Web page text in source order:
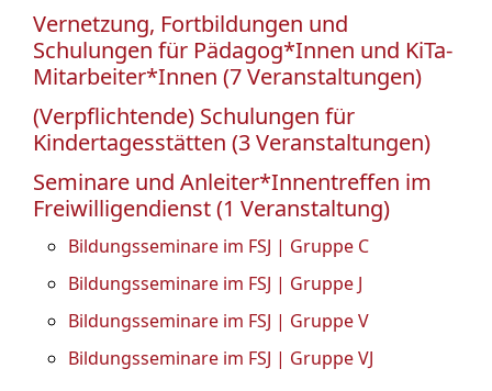
Vernetzung, Fortbildungen und
Schulungen für Pädagog*Innen und KiTa-
Mitarbeiter*Innen (7 Veranstaltungen)
(Verpflichtende) Schulungen für
Kindertagesstätten (3 Veranstaltungen)
Seminare und Anleiter*Innentreffen im
Freiwilligendienst (1 Veranstaltung)
Bildungsseminare im FSJ | Gruppe C
Bildungsseminare im FSJ | Gruppe J
Bildungsseminare im FSJ | Gruppe V
Bildungsseminare im FSJ | Gruppe VJ